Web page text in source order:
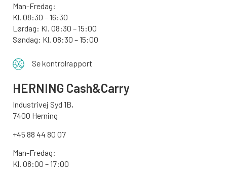
Man-Fredag:
Kl. 08:30 – 16:30
Lørdag: Kl. 08:30 – 15:00
Søndag: Kl. 08:30 – 15:00
Se kontrolrapport
HERNING Cash&Carry
Industrivej Syd 1B,
7400 Herning
+45 88 44 80 07
Man-Fredag:
Kl. 08:00 – 17:00